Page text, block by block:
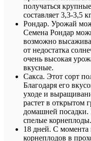
получаться
составляет 3,3-3,5
Рондар. Урожай
Семена Рондар
возможно
от недостатка
очень высокая
вкусные.
Сакса. Этот сорт
Благодаря его
уходе и
растет в открытом
домашней посадки.
спелые
18 дней. С момента
корнеплодов в